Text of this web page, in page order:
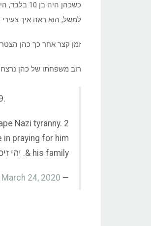
כשכהן
למשל, הוא ראה איך
זמן קצר אחר כך כהן
רוב משפחתו של כהן
Nazi tyranny. 2
in praying for him
& his family. יהי זיכרו ברוך
— Rep. Max Rose (@RepMaxRose)
March 24, 2020